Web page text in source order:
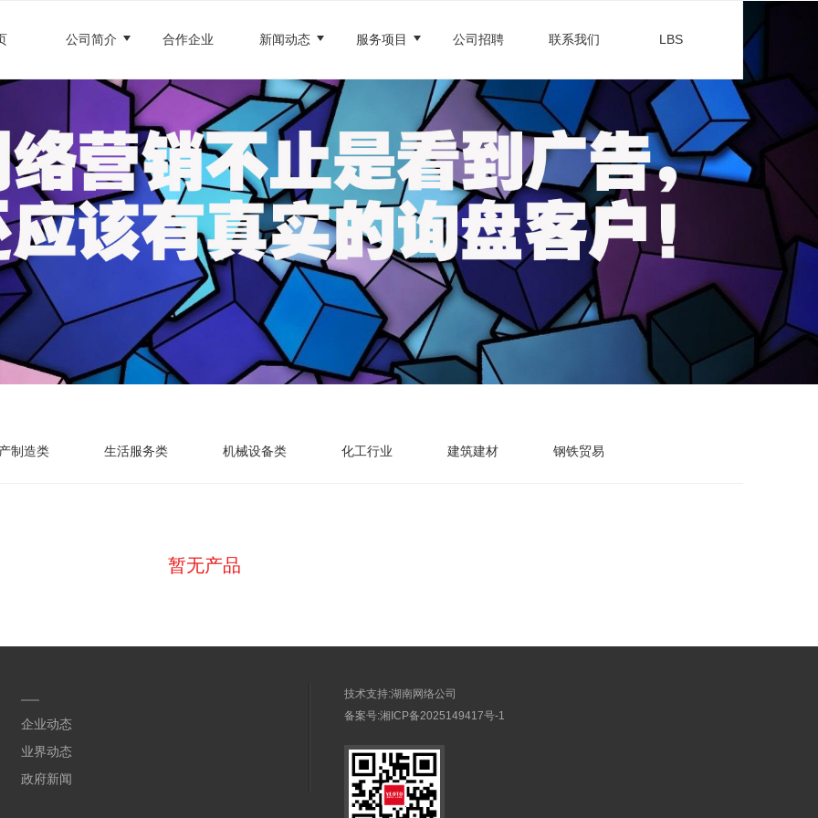
公司简介 合作企业 新闻动态 服务项目 公司招聘 联系我们 LBS
制造类 生活服务类 机械设备类 化工行业 建筑建材 钢铁贸易
暂无产品
企业动态
业界动态
政府新闻
技术支持:湖南网络公司
备案号:湘ICP备2025149417号-1